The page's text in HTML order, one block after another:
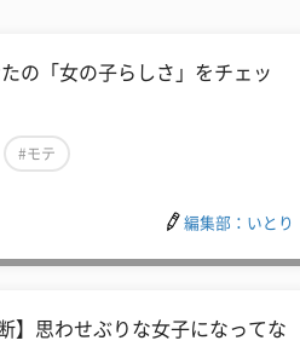
の「女の子らしさ」をチェッ
#モテ
編集部：いとり
】思わせぶりな女子になってな